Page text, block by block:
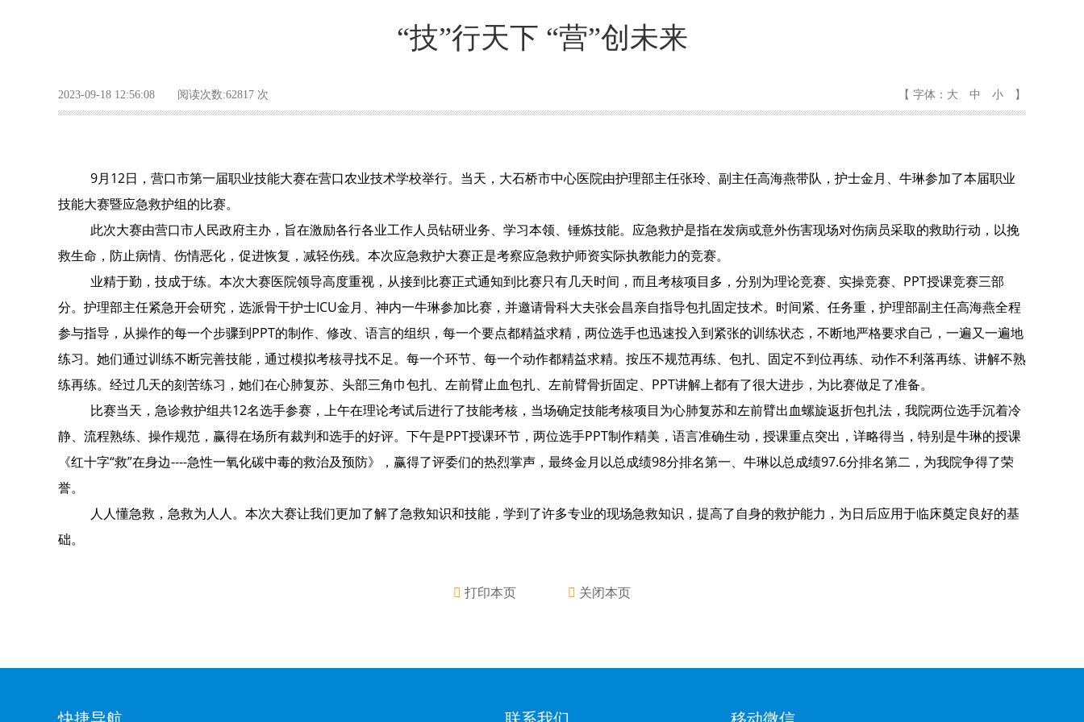
“技”行天下 “营”创未来
【 字体： 大 中 小 】
2023-09-18 12:56:08 阅读次数:62817 次
9月12日，营口市第一届职业技能大赛在营口农业技术学校举行。当天，大石桥市中心医院由护理部主任张玲、副主任高海燕带队，护士金月、牛琳参加了本届职业
技能大赛暨应急救护组的比赛。
此次大赛由营口市人民政府主办，旨在激励各行各业工作人员钻研业务、学习本领、锤炼技能。应急救护是指在发病或意外伤害现场对伤病员采取的救助行动，以挽
救生命，防止病情、伤情恶化，促进恢复，减轻伤残。本次应急救护大赛正是考察应急救护师资实际执教能力的竞赛。
业精于勤，技成于练。本次大赛医院领导高度重视，从接到比赛正式通知到比赛只有几天时间，而且考核项目多，分别为理论竞赛、实操竞赛、 PPT授课竞赛三部
分。护理部主任紧急开会研究，选派骨干护士ICU金月、神内一牛琳参加比赛，并邀请骨科大夫张会昌亲自指导包扎固定技术。时间紧、任务重，护理部副主任高海燕全程
参与指导，从操作的每一个步骤到PPT的制作、修改、语言的组织，每一个要点都精益求精，两位选手也迅速投入到紧张的训练状态，不断地严格要求自己，一遍又一遍地
练习。她们通过训练不断完善技能，通过模拟考核寻找不足。每一个环节、每一个动作都精益求精。按压不规范再练、包扎、固定不到位再练、动作不利落再练、讲解不熟
练再练。经过几天的刻苦练习，她们在心肺复苏、头部三角巾包扎、左前臂止血包扎、左前臂骨折固定、PPT讲解上都有了很大进步，为比赛做足了准备。
比赛当天，急诊救护组共12名选手参赛，上午在理论考试后进行了技能考核，当场确定技能考核项目为心肺复苏和左前臂出血螺旋返折包扎法，我院两位选手沉着冷
静、流程熟练、操作规范，赢得在场所有裁判和选手的好评。下午是PPT授课环节，两位选手PPT制作精美，语言准确生动，授课重点突出，详略得当，特别是牛琳的授课
《红十字“救”在身边----急性一氧化碳中毒的救治及预防》，赢得了评委们的热烈掌声，最终金月以总成绩98分排名第一、牛琳以总成绩97.6分排名第二，为我院争得了荣
誉。
人人懂急救，急救为人人。本次大赛让我们更加了解了急救知识和技能，学到了许多专业的现场急救知识，提高了自身的救护能力，为日后应用于临床奠定良好的基
础。
打印本页 关闭本页